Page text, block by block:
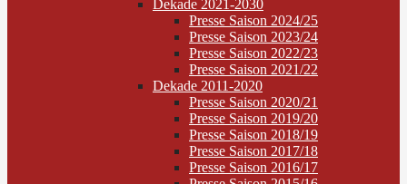
Dekade 2021-2030
Presse Saison 2024/25
Presse Saison 2023/24
Presse Saison 2022/23
Presse Saison 2021/22
Dekade 2011-2020
Presse Saison 2020/21
Presse Saison 2019/20
Presse Saison 2018/19
Presse Saison 2017/18
Presse Saison 2016/17